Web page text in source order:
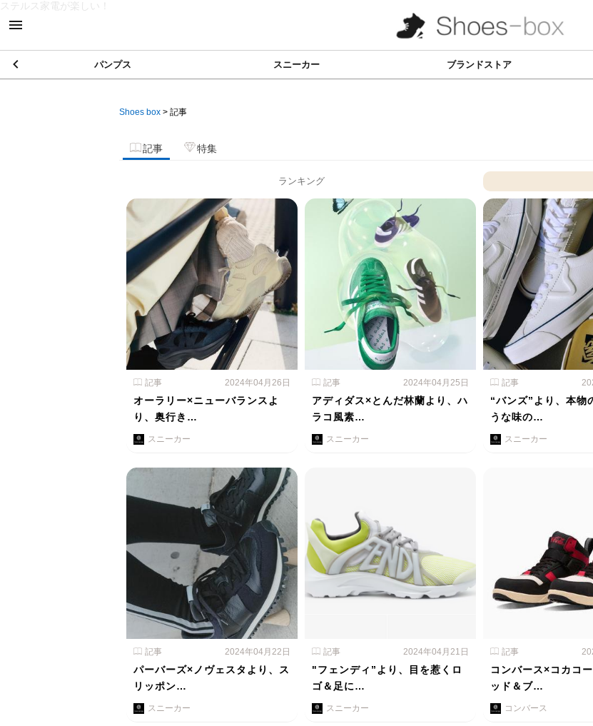
ステルス家電が楽しい！
パンプス スニーカー ブランドストア
Shoes box > 記事
記事 特集
ランキング
記事 2024年04月26日
オーラリー×ニューバランスよ
り、奥行き…
スニーカー
記事 2024年04月25日
アディダス×とんだ林蘭より、ハ
ラコ風素…
スニーカー
記事
“バンズ”より、本物
うな味の…
スニーカー
記事 2024年04月22日
パーバーズ×ノヴェスタより、ス
リッポン…
スニーカー
記事 2024年04月21日
"フェンディ”より、目を惹くロ
ゴ＆足に…
スニーカー
記事
コンバース×コカコ
ッド＆ブ…
コンバース